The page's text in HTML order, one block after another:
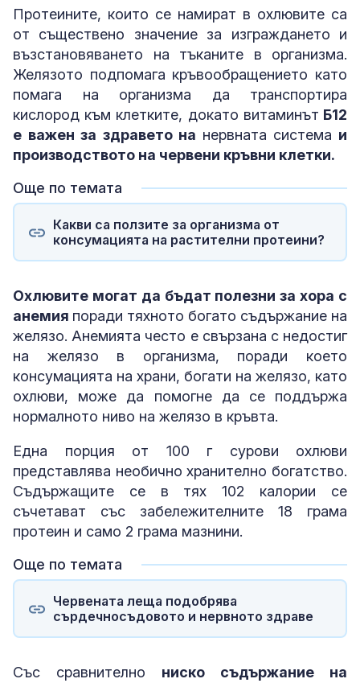
Протеините, които се намират в охлювите са
от съществено значение за изграждането и
възстановяването на тъканите в организма.
Желязото подпомага кръвообращението като
помага на организма да транспортира
кислород към клетките, докато витаминът Б12
е важен за здравето на нервната система и
производството на червени кръвни клетки.
Още по темата
Какви са ползите за организма от
консумацията на растителни протеини?
Охлювите могат да бъдат полезни за хора с
анемия поради тяхното богато съдържание на
желязо. Анемията често е свързана с недостиг
на желязо в организма, поради което
консумацията на храни, богати на желязо, като
охлюви, може да помогне да се поддържа
нормалното ниво на желязо в кръвта.
Една порция от 100 г сурови охлюви
представлява необично хранително богатство.
Съдържащите се в тях 102 калории се
съчетават със забележителните 18 грама
протеин и само 2 грама мазнини.
Още по темата
Червената леща подобрява
сърдечносъдовото и нервното здраве
Със сравнително ниско съдържание на